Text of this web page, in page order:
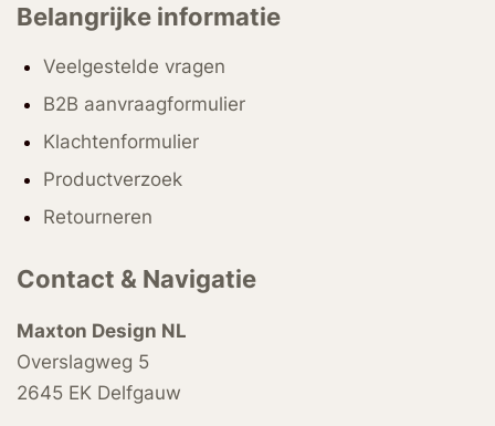
Belangrijke informatie
Veelgestelde vragen
B2B aanvraagformulier
Klachtenformulier
Productverzoek
Retourneren
Contact & Navigatie
Maxton Design NL
Overslagweg 5
2645 EK Delfgauw